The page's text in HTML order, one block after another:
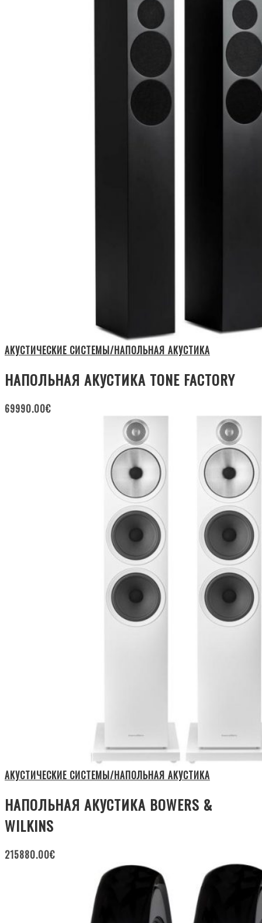
АКУСТИЧЕСКИЕ СИСТЕМЫ/НАПОЛЬНАЯ АКУСТИКА
НАПОЛЬНАЯ АКУСТИКА TONE FACTORY
69990.00€
АКУСТИЧЕСКИЕ СИСТЕМЫ/НАПОЛЬНАЯ АКУСТИКА
НАПОЛЬНАЯ АКУСТИКА BOWERS &
WILKINS
215880.00€